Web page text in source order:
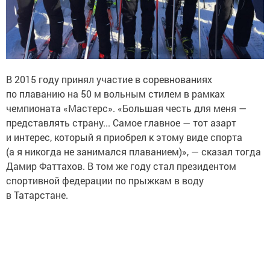
В 2015 году принял участие в соревнованиях
по плаванию на 50 м вольным стилем в рамках
чемпионата «Мастерс». «Большая честь для меня —
представлять страну... Самое главное — тот азарт
и интерес, который я приобрел к этому виде спорта
(а я никогда не занимался плаванием)», — сказал тогда
Дамир Фаттахов. В том же году стал президентом
спортивной федерации по прыжкам в воду
в Татарстане.